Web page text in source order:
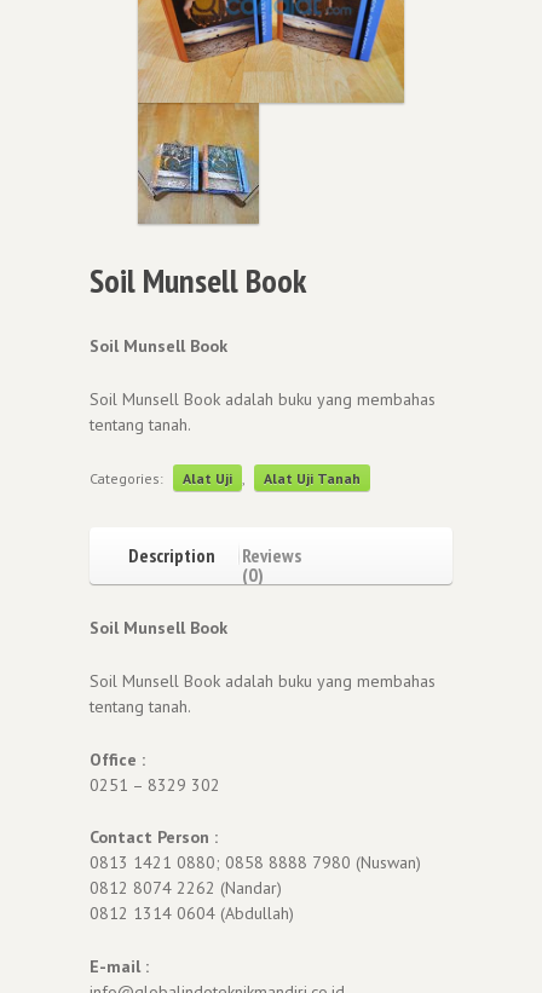
Soil Munsell Book
Soil Munsell Book
Soil Munsell Book adalah buku yang membahas
tentang tanah.
Categories: Alat Uji , Alat Uji Tanah
Description
Reviews
(0)
Soil Munsell Book
Soil Munsell Book adalah buku yang membahas
tentang tanah.
Office :
0251 – 8329 302
Contact Person :
0813 1421 0880; 0858 8888 7980 (Nuswan)
0812 8074 2262 (Nandar)
0812 1314 0604 (Abdullah)
E-mail :